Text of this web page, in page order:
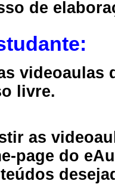
de
videoaulas
livre.
as
page do